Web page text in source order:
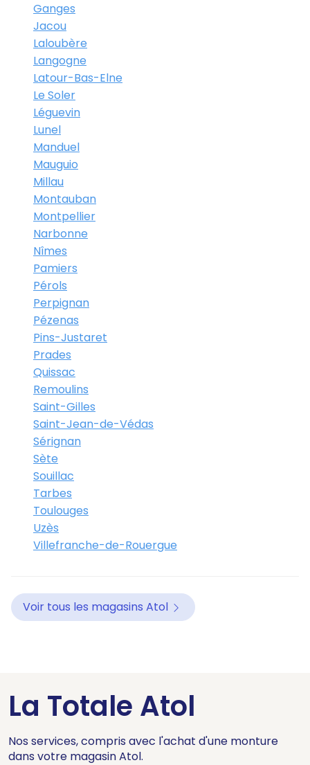
Ganges
Jacou
Laloubère
Langogne
Latour-Bas-Elne
Le Soler
Léguevin
Lunel
Manduel
Mauguio
Millau
Montauban
Montpellier
Narbonne
Nîmes
Pamiers
Pérols
Perpignan
Pézenas
Pins-Justaret
Prades
Quissac
Remoulins
Saint-Gilles
Saint-Jean-de-Védas
Sérignan
Sète
Souillac
Tarbes
Toulouges
Uzès
Villefranche-de-Rouergue
Voir tous les magasins Atol
La Totale Atol
Nos services, compris avec l'achat d'une monture
dans votre magasin Atol.